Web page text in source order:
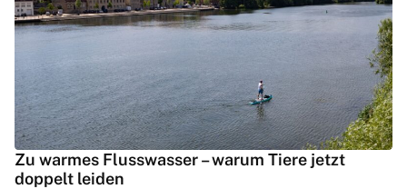
Zu warmes Flusswasser – warum Tiere jetzt
doppelt leiden